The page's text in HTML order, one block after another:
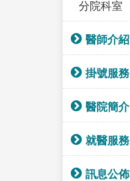
分院科室
醫師介紹
掛號服務
醫院簡介
就醫服務
訊息公